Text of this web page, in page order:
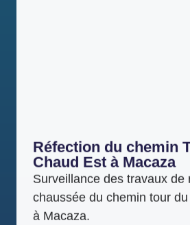
Chaud Est à Macaza
Surveillance des travaux de
chaussée du chemin tour du
à Macaza.